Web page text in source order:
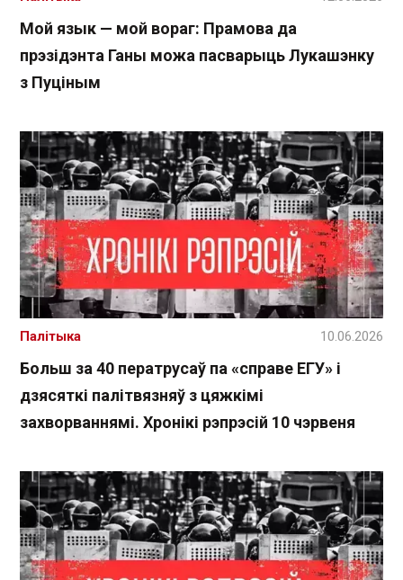
Мой язык — мой вораг: Прамова да
прэзідэнта Ганы можа пасварыць Лукашэнку
з Пуціным
Больш за 40 ператрусаў па «справе ЕГУ» і
дзясяткі палітвязняў з цяжкімі
захворваннямі. Хронікі рэпрэсій 10 чэрвеня
Палітыка 10.06.2026